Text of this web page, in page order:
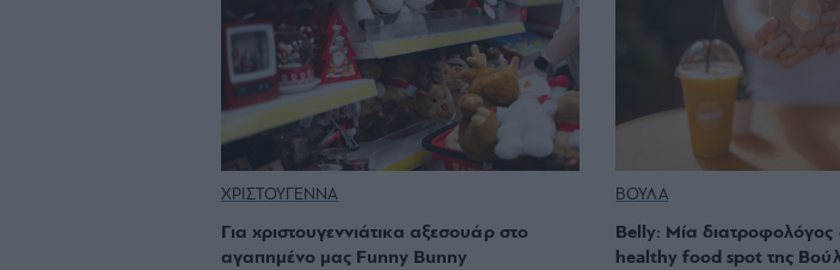
ΧΡΙΣΤΟΥΓΕΝΝΑ
Για χριστουγεννιάτικα αξεσουάρ στο
αγαπημένο μας Funny Bunny
ΒΟΥΛΑ
Belly: Μία διατροφολόγος
healthy food spot της